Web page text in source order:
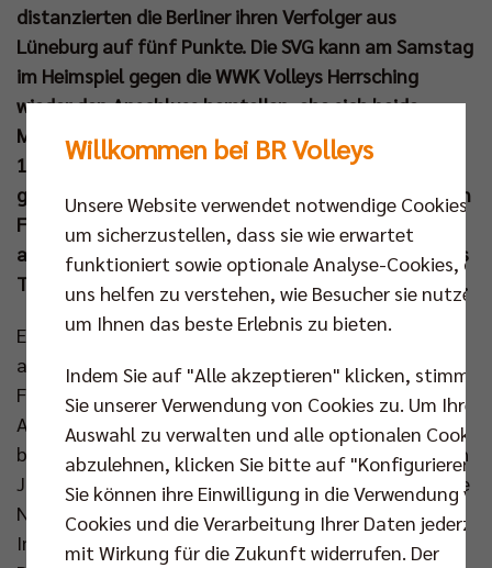
distanzierten die Berliner ihren Verfolger aus
Lüneburg auf fünf Punkte. Die SVG kann am Samstag
im Heimspiel gegen die WWK Volleys Herrsching
wieder den Anschluss herstellen, ehe sich beide
Mannschaften am nächsten Spieltag (07. Dez um
18.00 Uhr) in der Max-Schmeling-Halle
gegenüberstehen. Dann hoffen der MVP des Sieges in
Freiburg, Matthew Knigge, und seine Nebenmänner
auf starke Unterstützung, denn ab sofort ist für das
Topspiel der Oberrang im Volleyballtempel geöffnet.
Eine seit zwei Wochen mit 1.700 Zuschauern restlos
ausverkaufte Halle und eine Pyroshow außerhalb der
Fensterfront sorgten für eine allemal würdige
Atmosphäre für den Aufschlag des Tabellenersten
beim -vierten. Zwei Veränderungen nahm Headcoach
Joel Banks für den Auftritt im Breisgau vor und beide
Neulinge in der Berliner Formation hatten direkt
Impact. Mit seinem ersten Angriff setzte Simon
Willkommen bei BR Volleys
Unsere Website verwendet notwendige Cookies,
um sicherzustellen, dass sie wie erwartet
funktioniert sowie optionale Analyse-Cookies, die
uns helfen zu verstehen, wie Besucher sie nutzen,
um Ihnen das beste Erlebnis zu bieten.
Indem Sie auf "Alle akzeptieren" klicken, stimmen
Sie unserer Verwendung von Cookies zu. Um Ihre
Auswahl zu verwalten und alle optionalen Cookies
abzulehnen, klicken Sie bitte auf "Konfigurieren".
Sie können ihre Einwilligung in die Verwendung
Cookies und die Verarbeitung Ihrer Daten
mit Wirkung für die Zukunft widerrufen. Der